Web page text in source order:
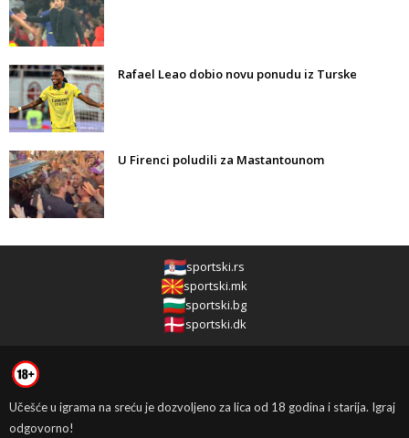
Rafael Leao dobio novu ponudu iz Turske
U Firenci poludili za Mastantounom
sportski.rs
sportski.mk
sportski.bg
sportski.dk
Učešće u igrama na sreću je dozvoljeno za lica od 18 godina i starija. Igraj
odgovorno!